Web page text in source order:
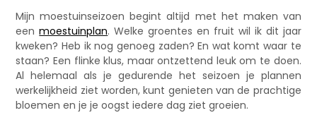
Mijn moestuinseizoen begint altijd met het maken van
eenmoestuinplan. Welke groentes en fruit wil ik dit jaar
kweken? Heb ik nog genoeg zaden? En wat komt waar te
staan? Een flinke klus, maar ontzettend leuk om te doen.
Al helemaal als je gedurende het seizoen je plannen
werkelijkheid ziet worden, kunt genieten van de prachtige
bloemen en je je oogst iedere dag ziet groeien.